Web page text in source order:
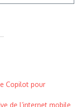
Copilot pour
de l’internet mobile